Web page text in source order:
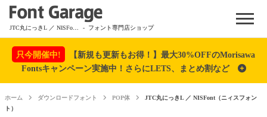
Menu
- フォント専門店ショップ
只今開催中!
【新規も更新もお得！】最大30%OFFのMorisawa
Fontsキャンペーン実施中！さらにLETS、まとめ割など
ホーム ダウンロードフォント POP体
JTC丸にっきL ／ NISFont（ニィスフォン
ト）